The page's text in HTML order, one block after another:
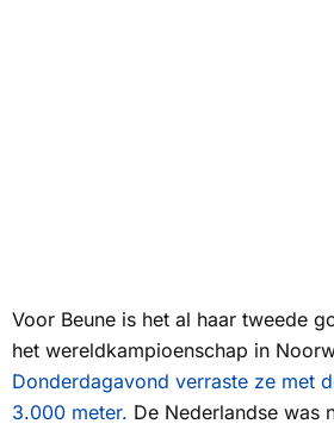
Voor Beune is het al haar tweede
het wereldkampioenschap in
Donderdagavond verraste ze met
3.000 meter. De Nederlandse was